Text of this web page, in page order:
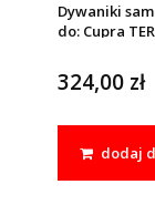
Dywaniki
do: Cupra
324,00 zł
dodaj